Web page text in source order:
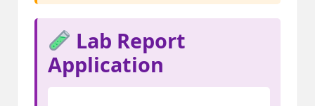
Lab Report
Application